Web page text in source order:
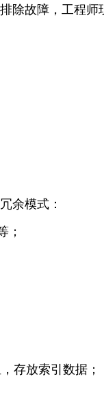
除故障，工程师
余模式：
；
存放索引数据；